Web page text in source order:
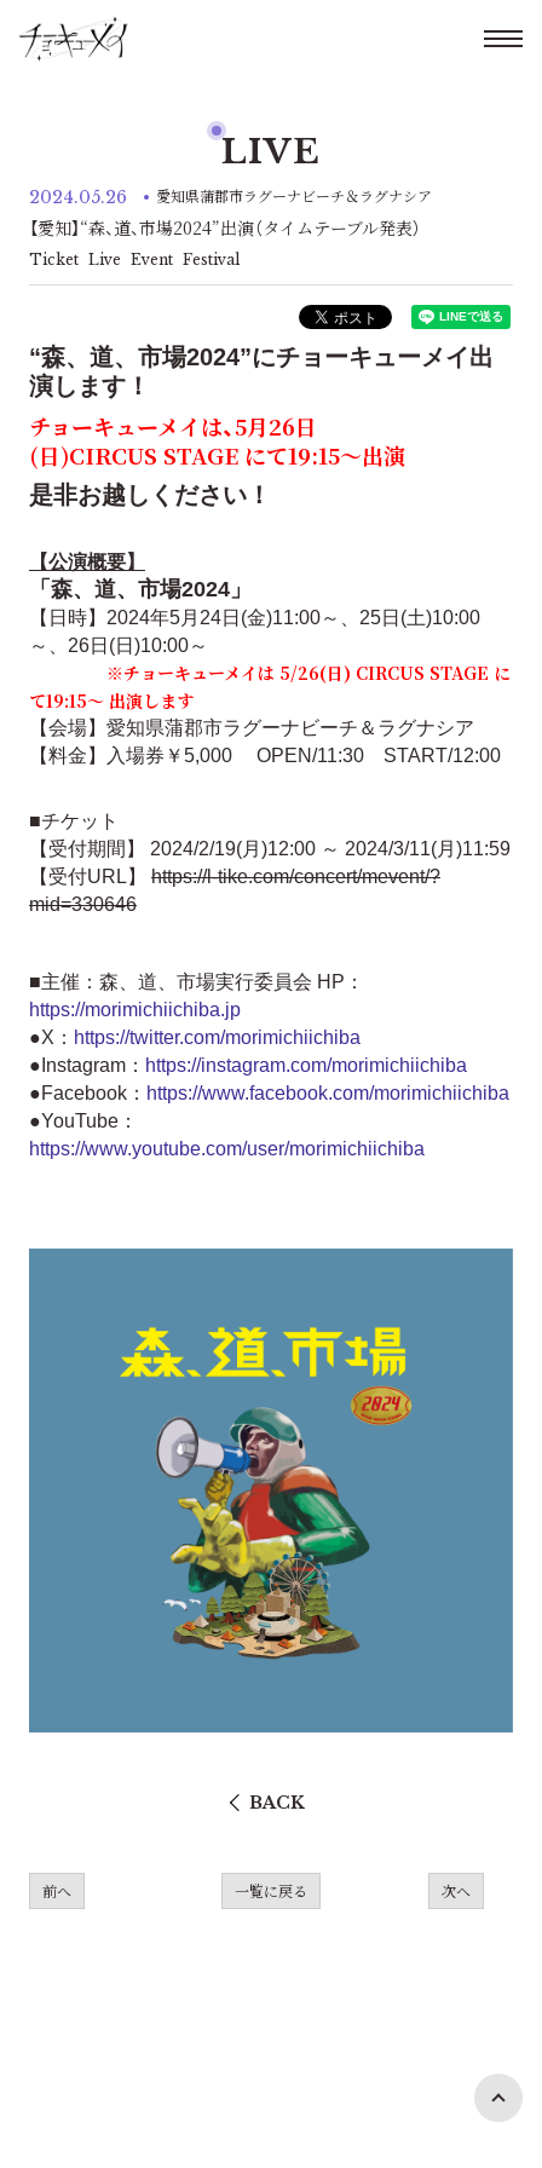
LIVE
2024.05.26 愛知県蒲郡市ラグーナビーチ＆ラグナシア
【愛知】“森、道、市場2024”出演（タイムテーブル発表）
Ticket Live Event Festival
“森、道、市場2024”にチョーキューメイ出
演します！
チョーキューメイは、5月26日
(日)CIRCUS STAGE にて19:15〜出演
是非お越しください！
【公演概要】
「森、道、市場2024」
【日時】2024年5月24日(金)11:00～、25日(土)10:00
～、26日(日)10:00～
※チョーキューメイは 5/26(日) CIRCUS STAGE に
て19:15〜 出演します
【会場】愛知県蒲郡市ラグーナビーチ＆ラグナシア
【料金】入場券￥5,000 OPEN/11:30 START/12:00
■チケット
【受付期間】 2024/2/19(月)12:00 ～ 2024/3/11(月)11:59
【受付URL】 https://l-tike.com/concert/mevent/?
mid=330646
■主催：森、道、市場実行委員会 HP：
https://morimichiichiba.jp
●X： https://twitter.com/morimichiichiba
●Instagram： https://instagram.com/morimichiichiba
●Facebook： https://www.facebook.com/morimichiichiba
●YouTube：
https://www.youtube.com/user/morimichiichiba
BACK
前へ 一覧に戻る 次へ